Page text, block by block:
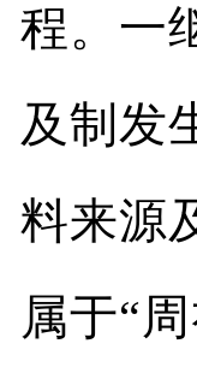
程。一
及制发
料来源
属于“